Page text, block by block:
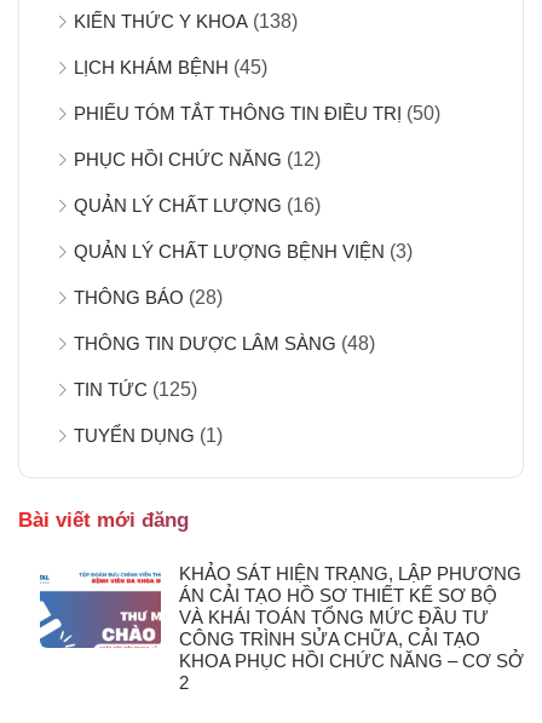
KIẾN THỨC Y KHOA (138)
LỊCH KHÁM BỆNH (45)
PHIẾU TÓM TẮT THÔNG TIN ĐIỀU TRỊ (50)
PHỤC HỒI CHỨC NĂNG (12)
QUẢN LÝ CHẤT LƯỢNG (16)
QUẢN LÝ CHẤT LƯỢNG BỆNH VIỆN (3)
THÔNG BÁO (28)
THÔNG TIN DƯỢC LÂM SÀNG (48)
TIN TỨC (125)
TUYỂN DỤNG (1)
Bài viết mới đăng
KHẢO SÁT HIỆN TRẠNG, LẬP PHƯƠNG
ÁN CẢI TẠO HỒ SƠ THIẾT KẾ SƠ BỘ
VÀ KHÁI TOÁN TỔNG MỨC ĐẦU TƯ
CÔNG TRÌNH SỬA CHỮA, CẢI TẠO
KHOA PHỤC HỒI CHỨC NĂNG – CƠ SỞ
2